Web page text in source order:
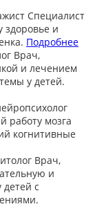
Специалист
и
Подробнее
Врач,
и лечением
у детей.
работу мозга
когнитивные
Врач,
и
детей с